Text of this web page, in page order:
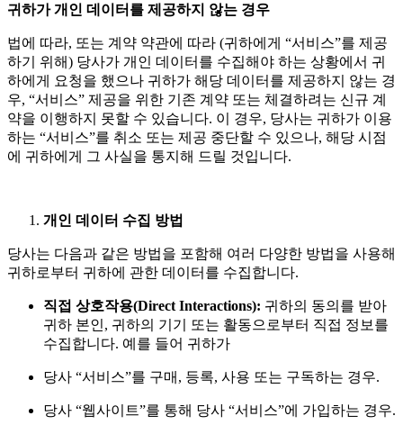
귀하가 개인 데이터를 제공하지 않는 경우
법에 따라, 또는 계약 약관에 따라 (귀하에게 “서비스”를 제공
하기 위해) 당사가 개인 데이터를 수집해야 하는 상황에서 귀
하에게 요청을 했으나 귀하가 해당 데이터를 제공하지 않는 경
우, “서비스” 제공을 위한 기존 계약 또는 체결하려는 신규 계
약을 이행하지 못할 수 있습니다. 이 경우, 당사는 귀하가 이용
하는 “서비스”를 취소 또는 제공 중단할 수 있으나, 해당 시점
에 귀하에게 그 사실을 통지해 드릴 것입니다.
개인 데이터 수집 방법
당사는 다음과 같은 방법을 포함해 여러 다양한 방법을 사용해
귀하로부터 귀하에 관한 데이터를 수집합니다.
직접 상호작용(Direct Interactions): 귀하의 동의를 받아
귀하 본인, 귀하의 기기 또는 활동으로부터 직접 정보를
수집합니다. 예를 들어 귀하가
당사 “서비스”를 구매, 등록, 사용 또는 구독하는 경우.
당사 “웹사이트”를 통해 당사 “서비스”에 가입하는 경우.